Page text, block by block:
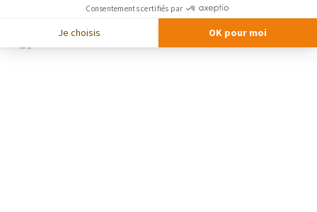
Consentements certifiés par
Je choisis OK pour moi